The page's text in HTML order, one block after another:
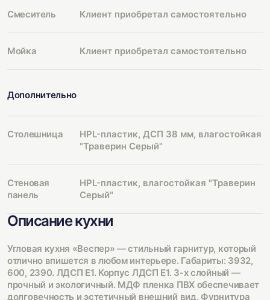
Смеситель Клиент приобретал самостоятельно
Мойка Клиент приобретал самостоятельно
Дополнительно
Столешница
HPL-пластик, ДСП 38 мм, влагостойкая
"Траверин Серый"
Стеновая
панель
HPL-пластик, влагостойкая "Траверин
Серый"
Описание кухни
Угловая кухня «Веспер» — стильный гарнитур, который
отлично впишется в любом интерьере. Габариты: 3932,
600, 2390. ЛДСП Е1. Корпус ЛДСП Е1. 3-х слойный —
прочный и экологичный. МДФ пленка ПВХ обеспечивает
долговечность и эстетичный внешний вид. Фурнитура